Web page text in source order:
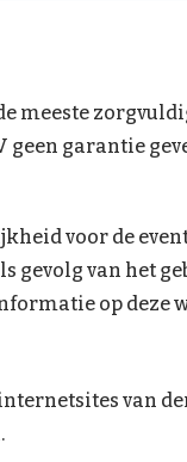
meeste
garantie
voor de
gevolg van het
op deze
van